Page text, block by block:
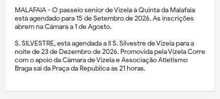
MALAFAIA - O passeio sénior de Vizela à Quinta da Malafaia
está agendado para 15 de Setembro de 2026. As inscrições
abrem na Câmara a 1 de Agosto.
S. SILVESTRE, está agendada a II S. Silvestre de Vizela para a
noite de 23 de Dezembro de 2026. Promovida pela Vizela Corre
com o apoio da Câmara de Vizela e Associação Atletismo
Braga sai da Praça da República às 21 horas.